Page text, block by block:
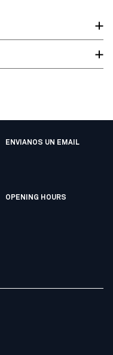
ENVIANOS UN EMAIL
OPENING HOURS